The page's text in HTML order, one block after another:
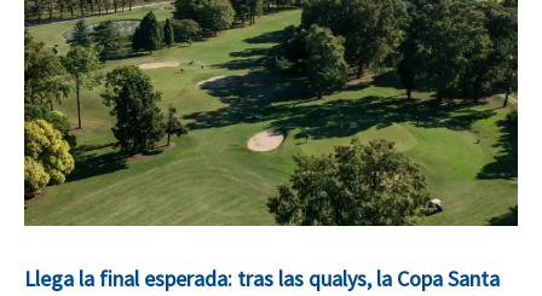
Llega la final esperada: tras las qualys, la Copa Santa